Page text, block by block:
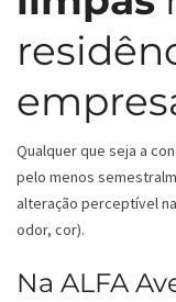
Qualquer que seja a
pelo menos
alteração perceptível
odor, cor).
Na ALFA